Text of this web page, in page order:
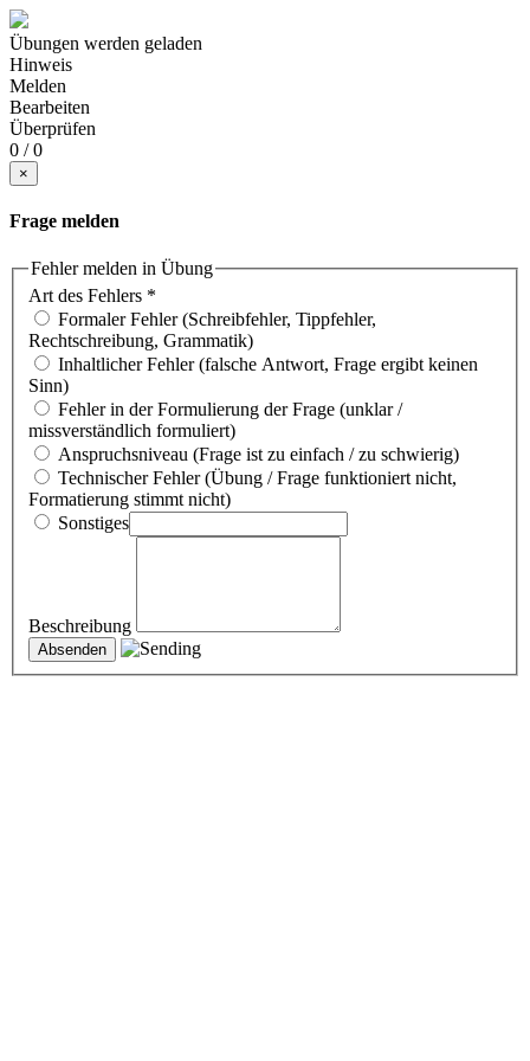
Übungen werden geladen
Hinweis
Melden
Bearbeiten
Überprüfen
0 / 0
×
Frage melden
Fehler melden in Übung
Art des Fehlers *
Formaler Fehler (Schreibfehler, Tippfehler,
Rechtschreibung, Grammatik)
Inhaltlicher Fehler (falsche Antwort, Frage ergibt keinen
Sinn)
Fehler in der Formulierung der Frage (unklar /
missverständlich formuliert)
Anspruchsniveau (Frage ist zu einfach / zu schwierig)
Technischer Fehler (Übung / Frage funktioniert nicht,
Formatierung stimmt nicht)
Sonstiges
Beschreibung